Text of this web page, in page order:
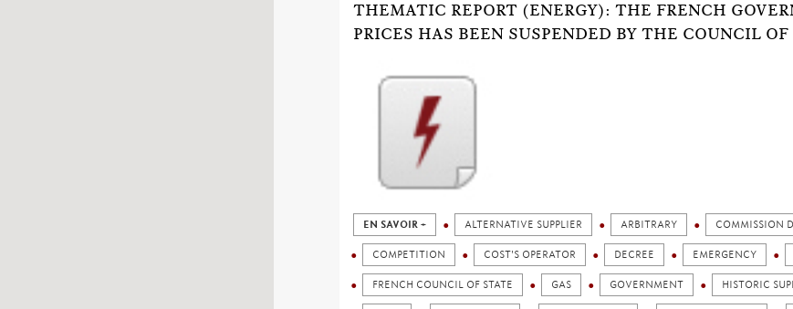
THEMATIC REPORT (ENERGY): THE FRENCH
PRICES HAS BEEN SUSPENDED BY THE COUNCIL OF
EN SAVOIR + ALTERNATIVE SUPPLIER ARBITRARY COMMISSION
COMPETITION COST'S OPERATOR DECREE EMERGENCY
FRENCH COUNCIL OF STATE GAS GOVERNMENT HISTORIC